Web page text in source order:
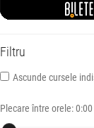
Filtru
Ascunde cursele
Plecare între orele:0:00